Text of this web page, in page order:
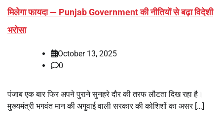
मिलेगा फायदा — Punjab Government की नीतियों से बढ़ा विदेशी
भरोसा
October 13, 2025
0
पंजाब एक बार फिर अपने पुराने सुनहरे दौर की तरफ लौटता दिख रहा है।
मुख्यमंत्री भगवंत मान की अगुवाई वाली सरकार की कोशिशों का असर […]